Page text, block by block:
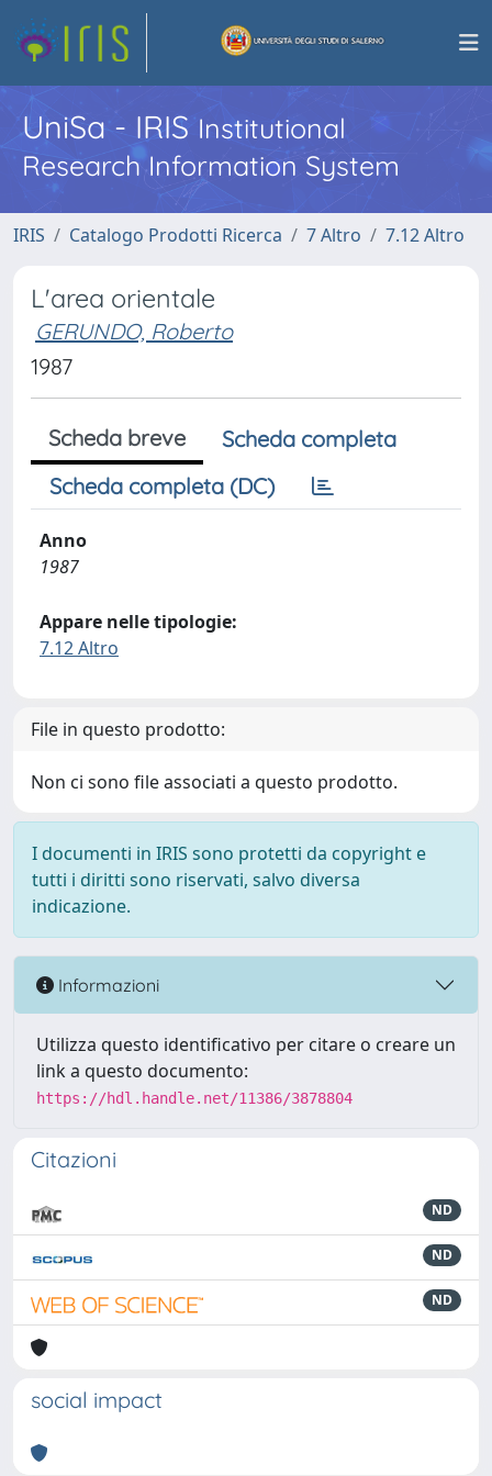
UniSa - IRISInstitutional
Research Information System
IRIS Catalogo Prodotti Ricerca 7 Altro 7.12 Altro
L'area orientale
GERUNDO, Roberto
1987
Scheda breve
Scheda completa
Scheda completa (DC)
Anno
1987
Appare nelle tipologie:
7.12 Altro
File in questo prodotto:
Non ci sono file associati a questo prodotto.
I documenti in IRIS sono protetti da copyright e
tutti i diritti sono riservati, salvo diversa
indicazione.
Informazioni
Utilizza questo identificativo per citare o creare un
link a questo documento:
https://hdl.handle.net/11386/3878804
Citazioni
ND
ND
ND
social impact